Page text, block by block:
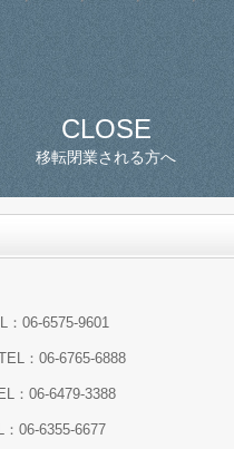
CLOSE
移転閉業される方へ
：06-6575-9601
：06-6765-6888
：06-6479-3388
06-6355-6677